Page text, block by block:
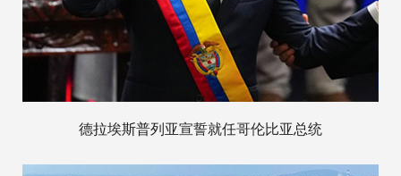
德拉埃斯普列亚宣誓就任哥伦比亚总统